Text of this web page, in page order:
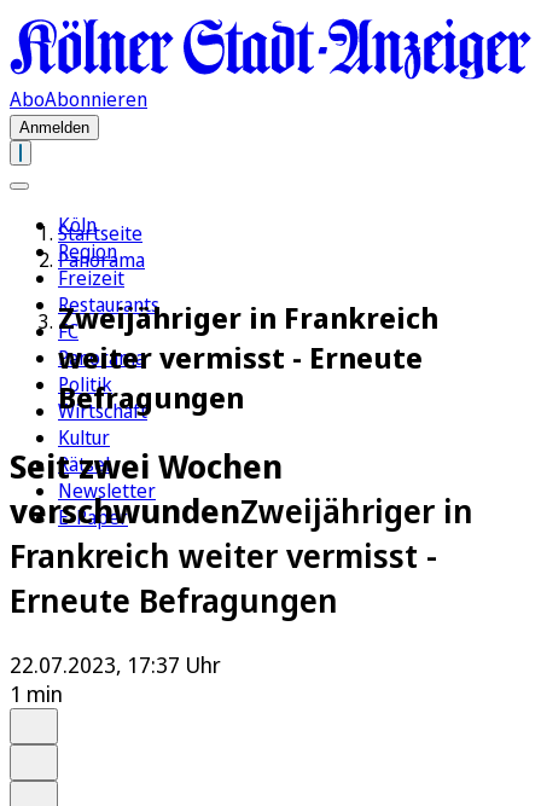
AboAbonnieren
Anmelden
Köln
Region
Freizeit
Restaurants
FC
Panorama
Politik
Wirtschaft
Kultur
Rätsel
Newsletter
E-Paper
Startseite
Panorama
Zweijähriger in Frankreich
weiter vermisst - Erneute
Befragungen
Seit zwei Wochen
verschwundenZweijähriger in
Frankreich weiter vermisst -
Erneute Befragungen
22.07.2023, 17:37 Uhr
1 min